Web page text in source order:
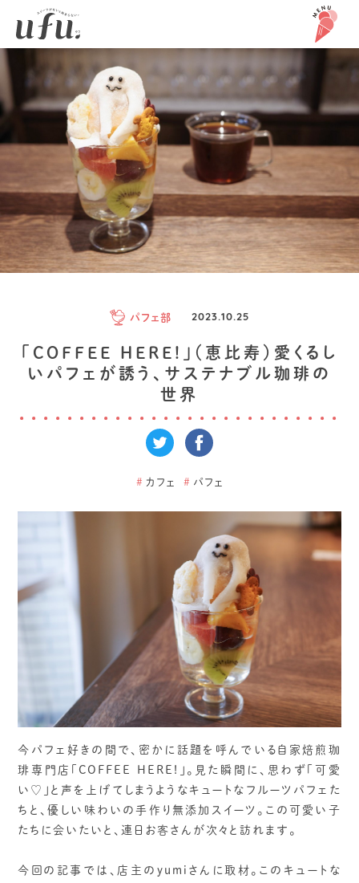
パフェ部 2023.10.25
「COFFEE HERE!」（恵比寿）愛くるし
いパフェが誘う、サステナブル珈琲の
世界
# カフェ # パフェ
今パフェ好きの間で、密かに話題を呼んでいる自家焙煎珈
琲専門店「COFFEE HERE!」。見た瞬間に、思わず「可愛
い♡」と声を上げてしまうようなキュートなフルーツパフェた
ちと、優しい味わいの手作り無添加スイーツ。この可愛い子
たちに会いたいと、連日お客さんが次々と訪れます。
今回の記事では、店主のyumiさんに取材。このキュートな